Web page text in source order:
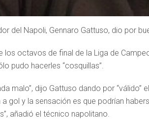
del Napoli, Gennaro Gattuso, dio por
los octavos de final de la Liga de
pudo hacerles “cosquillas”.
malo”, dijo Gattuso dando por
a gol y la sensación es que podrían
añadió el técnico napolitano.